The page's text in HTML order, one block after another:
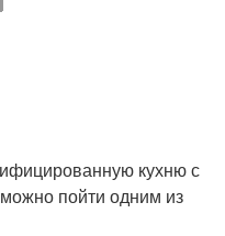
кухню с
пойти одним из